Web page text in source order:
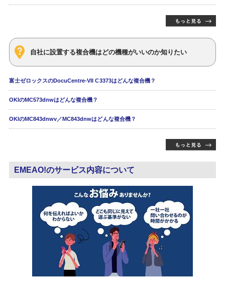
自社に設置する複合機はどの機種がいいのか知りたい
富士ゼロックスのDocuCentre-VII C3373はどんな複合機？
OKIのMC573dnwはどんな複合機？
OKIのMC843dnwv／MC843dnwはどんな複合機？
EMEAO!のサービス内容について